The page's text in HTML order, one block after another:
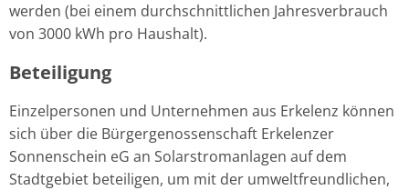
werden (bei einem durchschnittlichen Jahresverbrauch
von 3000 kWh pro Haushalt).
Beteiligung
Einzelpersonen und Unternehmen aus Erkelenz können
sich über die Bürgergenossenschaft Erkelenzer
Sonnenschein eG an Solarstromanlagen auf dem
Stadtgebiet beteiligen, um mit der umweltfreundlichen,